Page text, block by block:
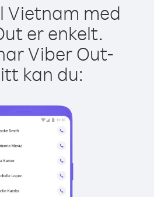
Vietnam med
er enkelt.
Viber Out-
kan du: